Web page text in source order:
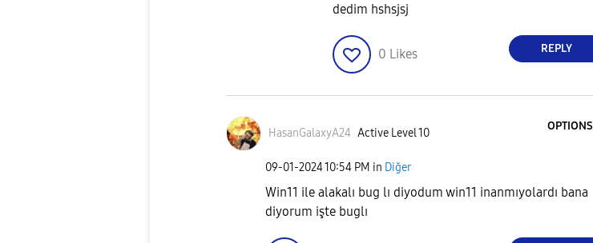
dedim hshsjsj
0 Likes REPLY
HasanGalaxyA24 Active Level 10
OPTIONS
‎09-01-202410:54 PM in Diğer
Win11 ile alakalı bug lı diyodum win11 inanmıyolardı bana
diyorum işte buglı